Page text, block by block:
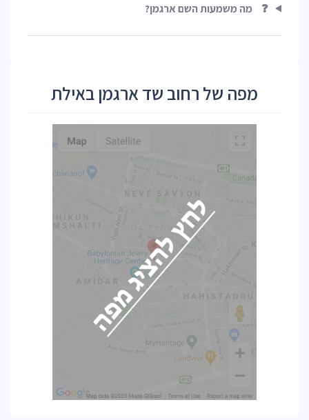
❓ מה משמעות השם ארגמן?
מפה של רחוב שד ארגמן באילת